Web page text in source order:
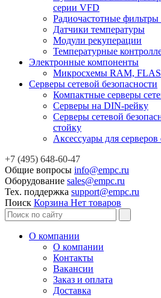
серии VFD
Радиочастотные
Датчики температуры
Модули рекуперации
Температурные
Электронные компоненты
Микросхемы RAM,
Серверы сетевой безопасности
Компактные серверы
Серверы на DIN-рейку
Серверы сетевой
стойку
Аксессуары для серверов
+7 (495) 648-60-47
Общие вопросы info@empc.ru
Оборудование sales@empc.ru
Тех. поддержка support@empc.ru
Поиск Корзина Нет товаров
О компании
О компании
Контакты
Вакансии
Заказ и оплата
Доставка